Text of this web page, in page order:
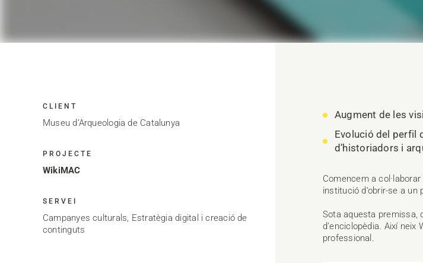
CLIENT
Museu d’Arqueologia de Catalunya
PROJECTE
WikiMAC
SERVEI
Campanyes culturals, Estratègia digital i creació de
continguts
Augment de les
Evolució del perfil
d’historiadors i
Comencem a
institució d’obrir-se a un
Sota aquesta premissa,
d’enciclopèdia. Així
professional.